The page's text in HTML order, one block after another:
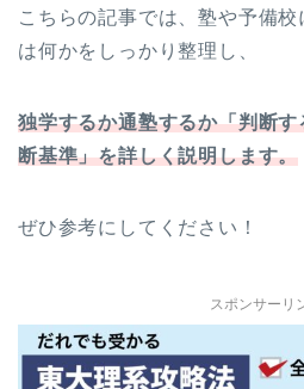
こちらの記事では、塾や予備
は何かをしっかり整理し、
独学するか通塾するか「判断
断基準」を詳しく説明します。
ぜひ参考にしてください！
スポンサーリ